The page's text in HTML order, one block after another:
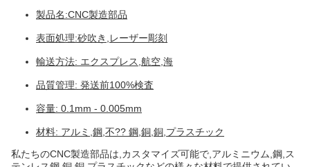
製品名:CNC製造部品
表面処理:砂吹き,レーザー彫刻
輸送方法: エクスプレス,航空,海
品質管理: 発送前100%検査
容量: 0.1mm - 0.005mm
材料: アルミ,鋼,不?? 鋼,銅,銅,プラスチック
私たちのCNC製造部品は,カスタマイズ可能で,アルミニウム,鋼,ス